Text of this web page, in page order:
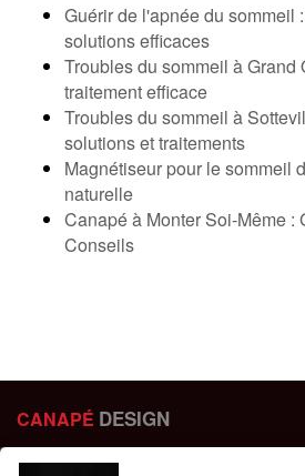
Guérir de l'apnée du sommeil
solutions efficaces
Troubles du sommeil à Grand
traitement efficace
Troubles du sommeil à
solutions et traitements
Magnétiseur pour le sommeil
naturelle
Canapé à Monter Soi-Même :
Conseils
CANAPÉ DESIGN
44 bis Rue des Bardines